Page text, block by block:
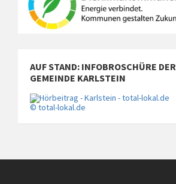
AUF STAND: INFOBROSCHÜRE DER
GEMEINDE KARLSTEIN
© total-lokal.de